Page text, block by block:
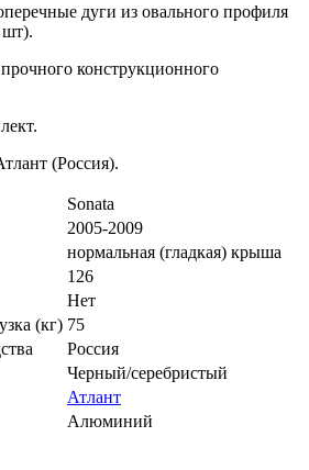
дуги из овального профиля
шт).
конструкционного
(Россия).
Sonata
2005-2009
нормальная (гладкая) крыша
126
Нет
(кг) 75
Россия
Черный/серебристый
Атлант
Алюминий